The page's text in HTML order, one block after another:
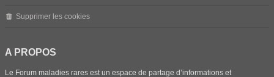
Supprimer les cookies
A PROPOS
Le Forum maladies rares est un espace de partage d’informations et